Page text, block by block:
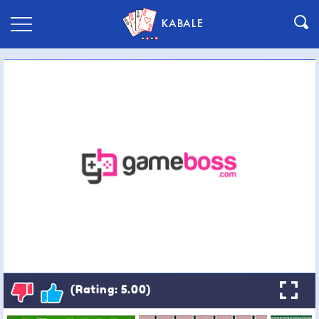
KABALE
(Rating: 5.00)